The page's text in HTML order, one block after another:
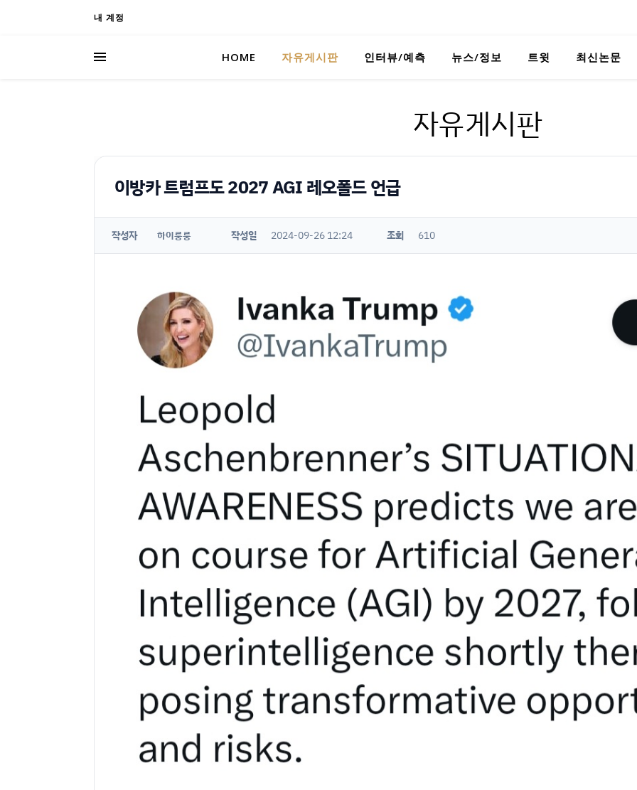
내 계정
HOME 자유게시판 인터뷰/예측 뉴스/정보 트윗 최신논문
자유게시판
이방카 트럼프도 2027 AGI 레오폴드 언급
작성자 하이룽룽 작성일 2024-09-26 12:24 조회 610